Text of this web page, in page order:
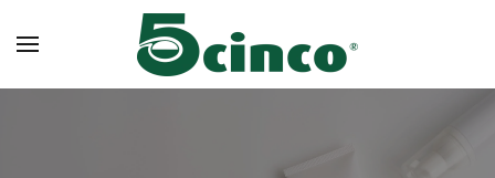
Skip to main content